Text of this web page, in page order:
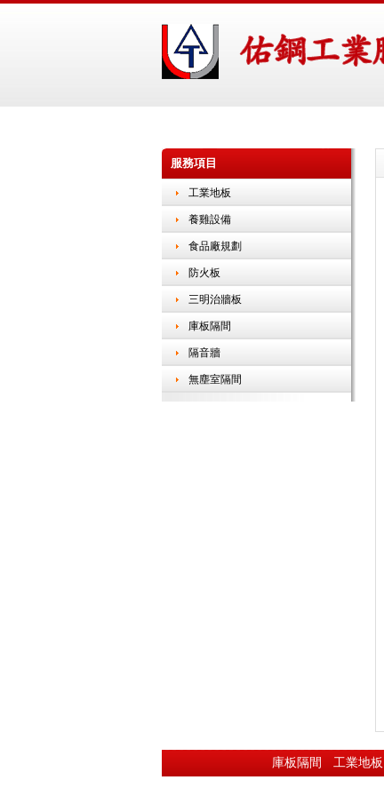
服務項目
工業地板
養雞設備
食品廠規劃
防火板
三明治牆板
庫板隔間
隔音牆
無塵室隔間
庫板隔間 工業地板